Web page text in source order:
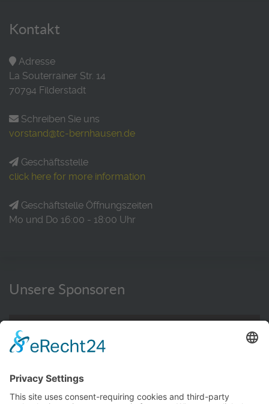
Kontakt
Adresse
La Souterrainer Str. 14
70794 Filderstadt
Schreiben Sie uns
vorstand@tc-bernhausen.de
Geschäftsstelle
click here for more information
Geschäftstelle Öffnungszeiten
Mo und Do 16:00 - 18:00 Uhr
Unsere Sponsoren